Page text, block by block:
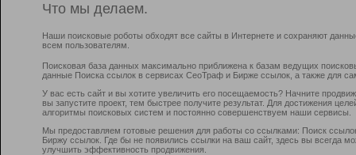
Что мы делаем.
Наши поисковые роботы обходят все сайты в Интернете и сохраняют
всем пользователям.
Поисковая база данных максимально приближена к базам ведущих
данные Поиска ссылок в сервисах СеоТраф и Бирже ссылок, а также для
У вас есть сайт и вы хотите увеличить его посещаемость? Начните
вы запустите проект, тем быстрее получите результат. Для достижения
алгоритмы поисковых систем и постоянно совершенствуем наши сервисы.
Мы предоставляем готовые решения для работы со ссылками: Поиск
Биржу ссылок. Где бы не появились ссылки на ваш сайт, здесь вы всегда
улучшить эффективность продвижения.